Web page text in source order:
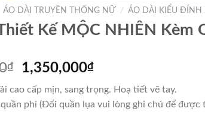
ÁO DÀI TRUYỀN THỐNG NỮ / ÁO DÀI KIỂU ĐÍNH
Kế MỘC NHIÊN Kèm
₫
Giá
gốc
là:
1,450,000₫.
1,350,000₫Giá
tại
là:
cao cấp mịn, sang trọng. Hoạ tiết vẽ tay.
quần phi (Đổi quần lụa vui lòng ghi chú để được